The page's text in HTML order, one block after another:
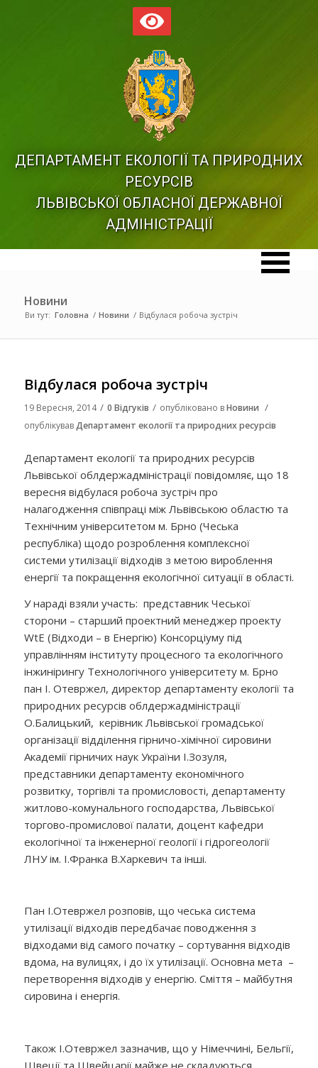
ДЕПАРТАМЕНТ ЕКОЛОГІЇ ТА ПРИРОДНИХ
РЕСУРСІВ
ЛЬВІВСЬКОЇ ОБЛАСНОЇ ДЕРЖАВНОЇ
АДМІНІСТРАЦІЇ
Новини
Ви тут: Головна / Новини / Відбулася робоча зустріч
Відбулася робоча зустріч
19 Вересня, 2014 / 0 Відгуків / опубліковано вНовини /
опублікувавДепартамент екології та природних ресурсів
Департамент екології та природних ресурсів
Львівської облдержадміністрації повідомляє, що 18
вересня відбулася робоча зустріч про
налагодження співпраці між Львівською областю та
Технічним університетом м. Брно (Чеська
республіка) щодо розроблення комплексної
системи утилізації відходів з метою вироблення
енергії та покращення екологічної ситуації в області.
У нараді взяли участь: представник Чеської
сторони – старший проектний менеджер проекту
WtE (Відходи – в Енергію) Консорціуму під
управлінням інституту процесного та екологічного
інжинірингу Технологічного університету м. Брно
пан І. Отевржел, директор департаменту екології та
природних ресурсів облдержадміністрації
О.Балицький, керівник Львівської громадської
організації відділення гірничо-хімічної сировини
Академії гірничих наук України І.Зозуля,
представники департаменту економічного
розвитку, торгівлі та промисловості, департаменту
житлово-комунального господарства, Львівської
торгово-промислової палати, доцент кафедри
екологічної та інженерної геології і гідрогеології
ЛНУ ім. І.Франка В.Харкевич та інші.
Пан І.Отевржел розповів, що чеська система
утилізації відходів передбачає поводження з
відходами від самого початку – сортування відходів
вдома, на вулицях, і до їх утилізації. Основна мета –
перетворення відходів у енергію. Сміття – майбутня
сировина і енергія.
Також І.Отевржел зазначив, що у Німеччині, Бельгії,
Швеції та Швейцарії майже не складуються